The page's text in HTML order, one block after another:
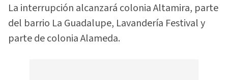
La interrupción alcanzará colonia Altamira, parte
del barrio La Guadalupe, Lavandería Festival y
parte de colonia Alameda.